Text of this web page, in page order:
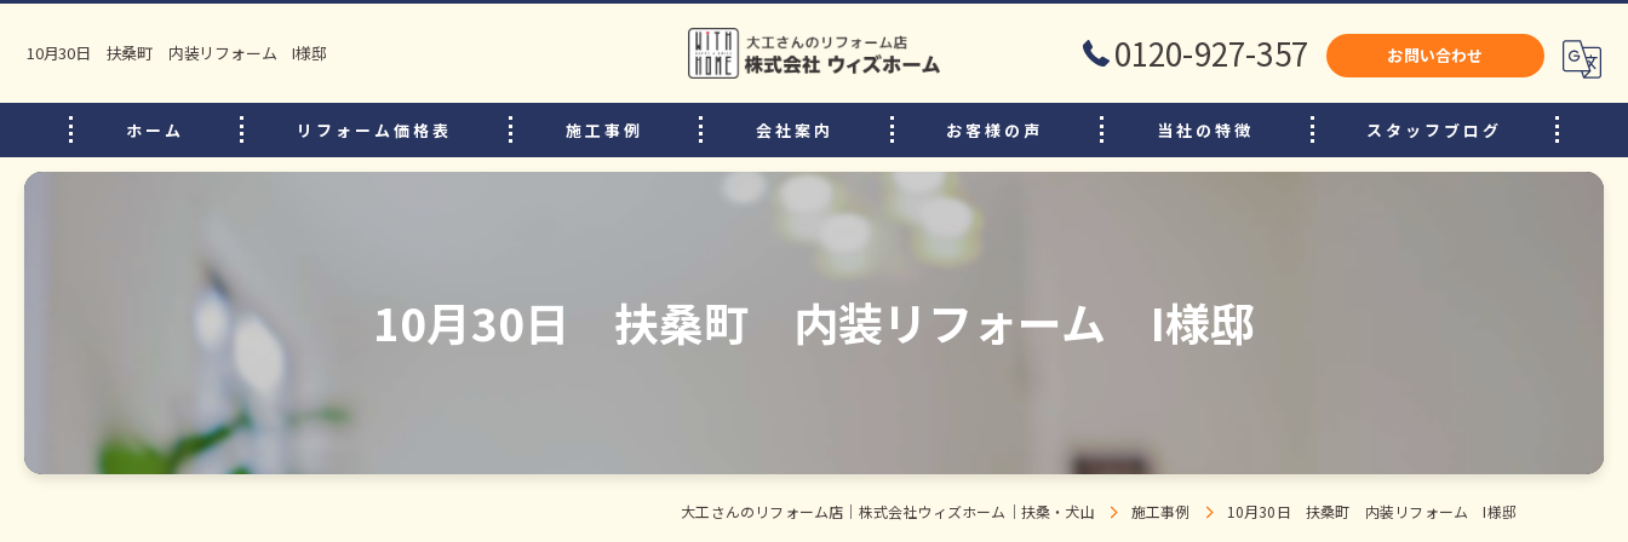
10月30日 扶桑町 内装リフォーム I様邸 0120-927-357 お問い合わせ
ホーム リフォーム価格表 施工事例 会社案内
選ばれる理由
リフォームの流れ
中古住宅購入後のリフォームのポイント
お客様の声 当社の特徴
小牧市のリフォーム
増改築
スタッフブログ
10月30日 扶桑町 内装リフォーム I様邸
大工さんのリフォーム店｜株式会社ウィズホーム｜扶桑・犬山 施工事例 10月30日 扶桑町 内装リフォーム I様邸